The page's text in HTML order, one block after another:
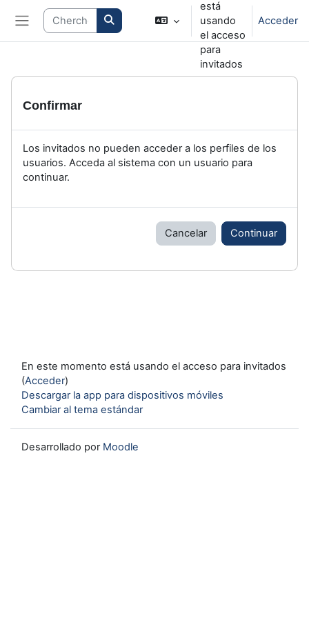
Salta al contenido principal
Panel lateral
Search courses
está
usando
el acceso
para
invitados
Acceder
Confirmar
Los invitados no pueden acceder a los perfiles de los
usuarios. Acceda al sistema con un usuario para
continuar.
Cancelar Continuar
En este momento está usando el acceso para invitados
(Acceder)
Descargar la app para dispositivos móviles
Cambiar al tema estándar
Desarrollado por Moodle